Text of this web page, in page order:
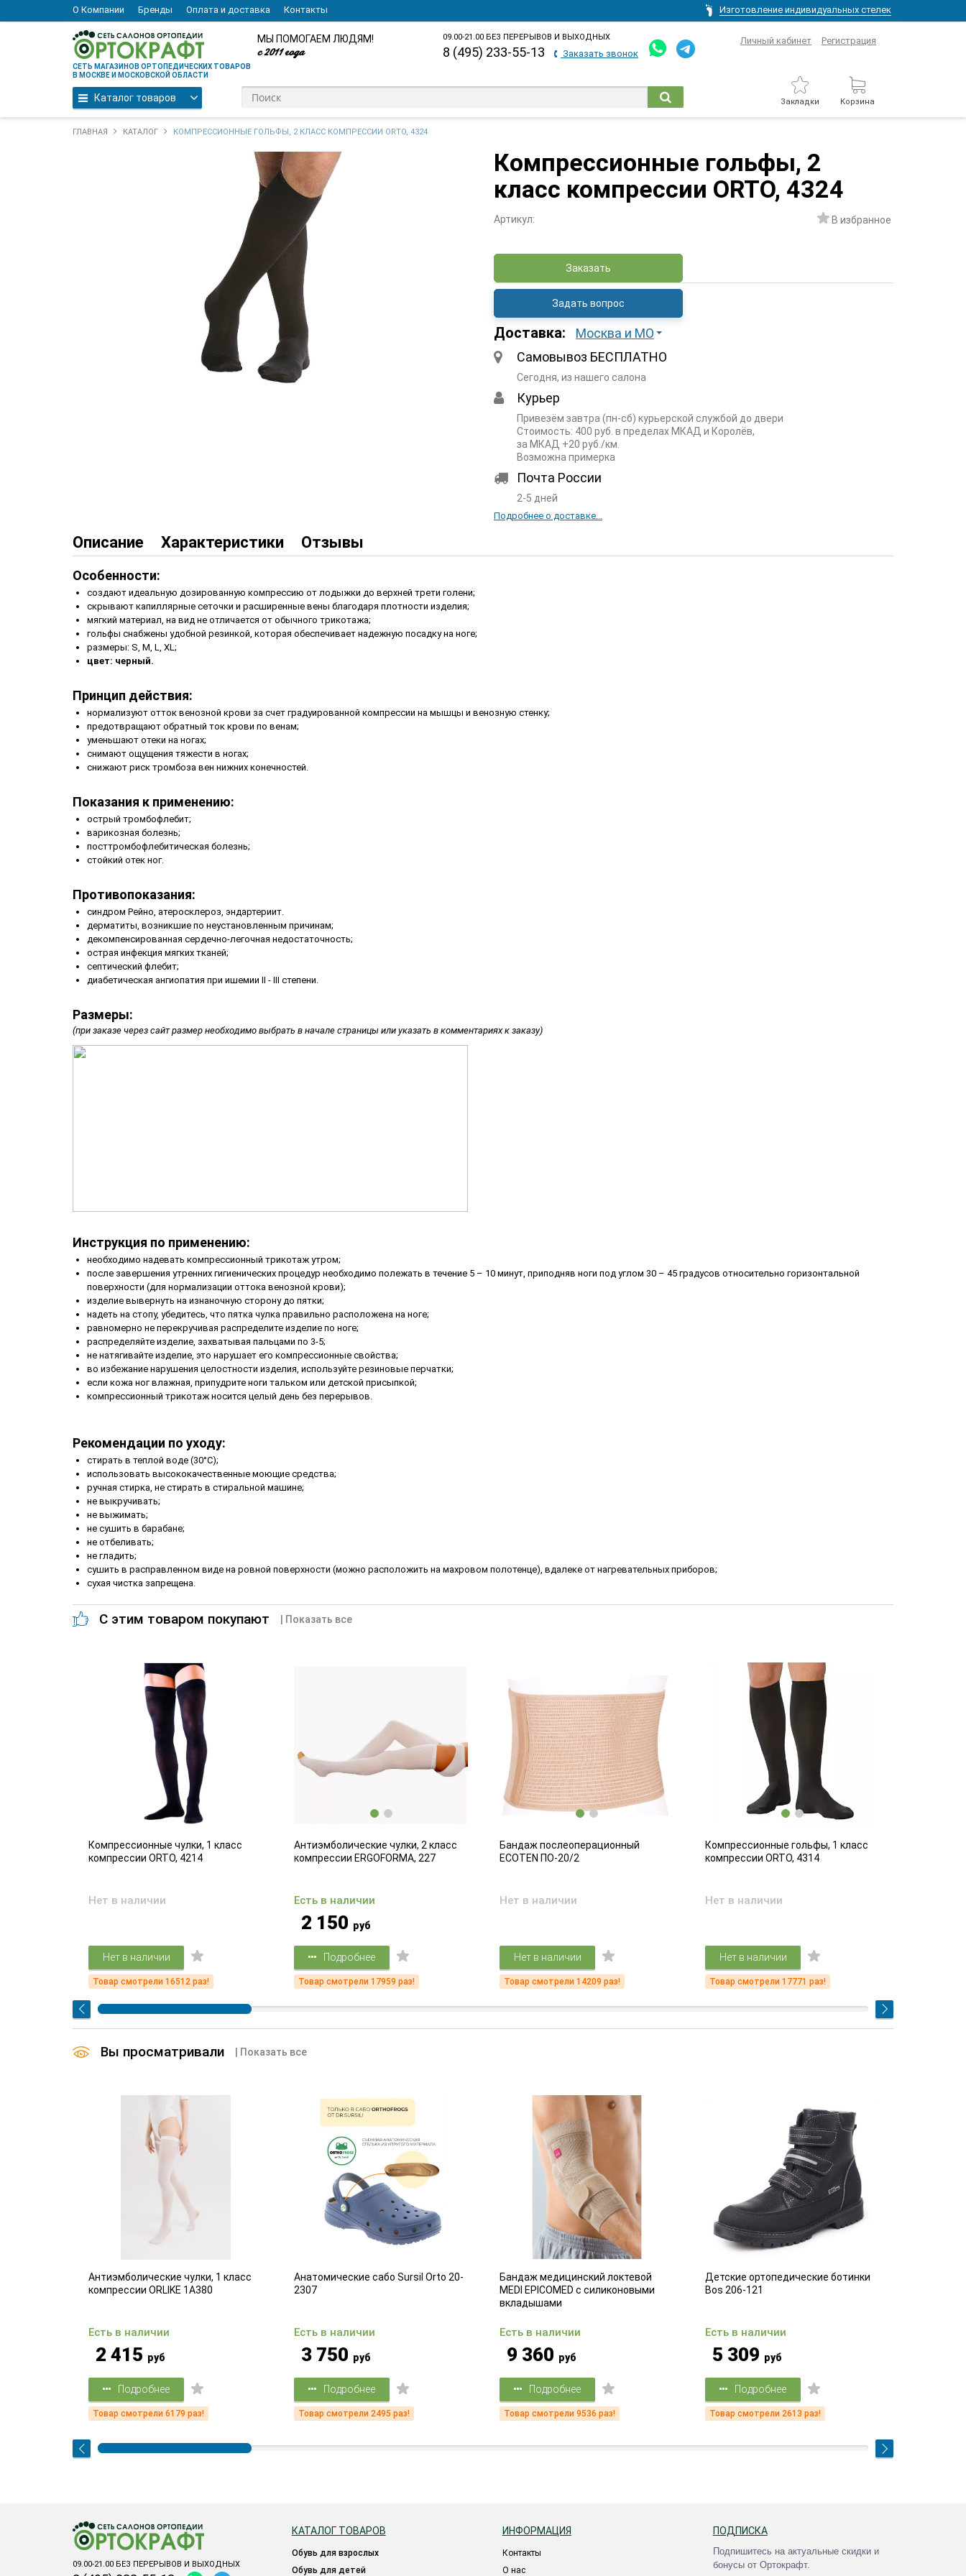
О Компании Бренды Оплата и доставка Контакты Изготовление индивидуальных стелек
СЕТЬ МАГАЗИНОВ ОРТОПЕДИЧЕСКИХ ТОВАРОВ
В МОСКВЕ И МОСКОВСКОЙ ОБЛАСТИ
Каталог товаров
МЫ ПОМОГАЕМ ЛЮДЯМ!
с 2011 года
09.00-21.00 БЕЗ ПЕРЕРЫВОВ И ВЫХОДНЫХ
8 (495) 233-55-13 Заказать звонок
Личный кабинет Регистрация
Закладки Корзина
ГЛАВНАЯ КАТАЛОГ КОМПРЕССИОННЫЕ ГОЛЬФЫ, 2 КЛАСС КОМПРЕССИИ ORTO, 4324
Компрессионные гольфы, 2
класс компрессии ORTO, 4324
Артикул: В избранное
Заказать
Задать вопрос
Доставка:
Москва и МО
Самовывоз БЕСПЛАТНО
Сегодня, из нашего салона
Курьер
Привезём завтра (пн-сб) курьерской службой до двери
Стоимость: 400 руб. в пределах МКАД и Королёв,
за МКАД +20 руб./км.
Возможна примерка
Почта России
2-5 дней
Подробнее о доставке...
Описание Характеристики Отзывы
Особенности:
создают идеальную дозированную компрессию от лодыжки до верхней трети голени;
скрывают капиллярные сеточки и расширенные вены благодаря плотности изделия;
мягкий материал, на вид не отличается от обычного трикотажа;
гольфы снабжены удобной резинкой, которая обеспечивает надежную посадку на ноге;
размеры: S, M, L, XL;
цвет: черный.
Принцип действия:
нормализуют отток венозной крови за счет градуированной компрессии на мышцы и венозную стенку;
предотвращают обратный ток крови по венам;
уменьшают отеки на ногах;
снимают ощущения тяжести в ногах;
снижают риск тромбоза вен нижних конечностей.
Показания к применению:
острый тромбофлебит;
варикозная болезнь;
посттромбофлебитическая болезнь;
стойкий отек ног.
Противопоказания:
синдром Рейно, атеросклероз, эндартериит.
дерматиты, возникшие по неустановленным причинам;
декомпенсированная сердечно-легочная недостаточность;
острая инфекция мягких тканей;
септический флебит;
диабетическая ангиопатия при ишемии II - III степени.
Размеры:
(при заказе через сайт размер необходимо выбрать в начале страницы или указать в комментариях к заказу)
Инструкция по применению:
необходимо надевать компрессионный трикотаж утром;
после завершения утренних гигиенических процедур необходимо полежать в течение 5 – 10 минут, приподняв ноги под углом 30 – 45 градусов относительно горизонтальной
поверхности (для нормализации оттока венозной крови);
изделие вывернуть на изнаночную сторону до пятки;
надеть на стопу, убедитесь, что пятка чулка правильно расположена на ноге;
равномерно не перекручивая распределите изделие по ноге;
распределяйте изделие, захватывая пальцами по 3-5;
не натягивайте изделие, это нарушает его компрессионные свойства;
во избежание нарушения целостности изделия, используйте резиновые перчатки;
если кожа ног влажная, припудрите ноги тальком или детской присыпкой;
компрессионный трикотаж носится целый день без перерывов.
Рекомендации по уходу:
стирать в теплой воде (30°С);
использовать высококачественные моющие средства;
ручная стирка, не стирать в стиральной машине;
не выкручивать;
не выжимать;
не сушить в барабане;
не отбеливать;
не гладить;
сушить в расправленном виде на ровной поверхности (можно расположить на махровом полотенце), вдалеке от нагревательных приборов;
сухая чистка запрещена.
С этим товаром покупают | Показать все
Компрессионные чулки, 1 класс
компрессии ORTO, 4214
Нет в наличии
Нет в наличии
Товар смотрели 16512 раз!
Антиэмболические чулки, 2 класс
компрессии ERGOFORMA, 227
Есть в наличии
2 150 руб
Подробнее
Товар смотрели 17959 раз!
Бандаж послеоперационный
ECOTEN ПО-20/2
Нет в наличии
Нет в наличии
Товар смотрели 14209 раз!
Компрессионные гольфы, 1 класс
компрессии ORTO, 4314
Нет в наличии
Нет в наличии
Товар смотрели 17771 раз!
Вы просматривали | Показать все
Антиэмболические чулки, 1 класс
компрессии ORLIKE 1A380
Есть в наличии
2 415 руб
Подробнее
Товар смотрели 6179 раз!
Анатомические сабо Sursil Orto 20-
2307
Есть в наличии
3 750 руб
Подробнее
Товар смотрели 2495 раз!
Бандаж медицинский локтевой
MEDI EPICOMED с силиконовыми
вкладышами
Есть в наличии
9 360 руб
Подробнее
Товар смотрели 9536 раз!
Детские ортопедические ботинки
Bos 206-121
Есть в наличии
5 309 руб
Подробнее
Товар смотрели 2613 раз!
09.00-21.00 БЕЗ ПЕРЕРЫВОВ И ВЫХОДНЫХ
КАТАЛОГ ТОВАРОВ
обувь для взрослых
обувь для детей
ИНФОРМАЦИЯ
Контакты
О нас
ПОДПИСКА
Подпишитесь на актуальные скидки и
бонусы от Ортокрафт.